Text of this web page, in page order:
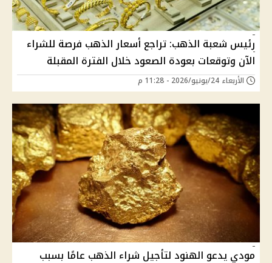
رئيس شعبة الذهب: تراجع أسعار الذهب فرصة للشراء
الآن وتوقعات بعودة الصعود خلال الفترة المقبلة
الأربعاء 24/يونيو/2026 - 11:28 م
مودي يدعو الهنود لتأجيل شراء الذهب عامًا بسبب